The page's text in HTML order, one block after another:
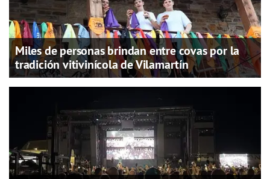
Miles de personas brindan entre covas por la
tradición vitivinícola de Vilamartín